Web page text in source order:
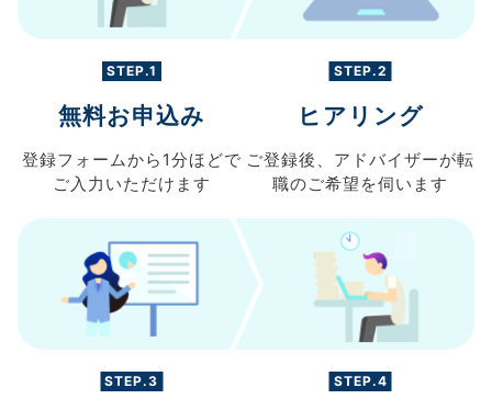
STEP.1
無料お申込み
登録フォームから 1分ほどで
ご入力 いただけます
STEP.2
ヒアリング
ご登録後、 アドバイザーが転
職のご希望を伺います
STEP.3 STEP.4